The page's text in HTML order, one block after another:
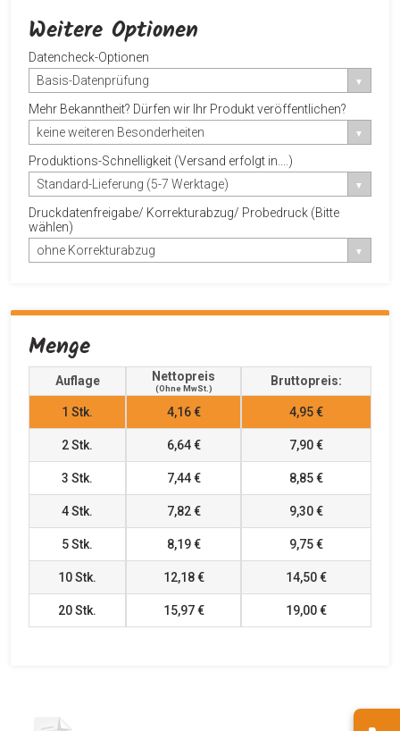
Weitere Optionen
Datencheck-Optionen
Basis-Datenprüfung
Mehr Bekanntheit? Dürfen wir Ihr Produkt veröffentlichen?
keine weiteren Besonderheiten
Produktions-Schnelligkeit (Versand erfolgt in....)
Standard-Lieferung (5-7 Werktage)
Druckdatenfreigabe/ Korrekturabzug/ Probedruck (Bitte
wählen)
ohne Korrekturabzug
Menge
Auflage Nettopreis
(ohne MwSt.)
Bruttopreis:
1 Stk. 4,16 € 4,95 €
2Stk. 6,64 € 7,90 €
3 Stk. 7,44 € 8,85 €
4Stk. 7,82 € 9,30 €
5Stk. 8,19 € 9,75 €
10Stk. 12,18 € 14,50 €
20Stk. 15,97 € 19,00 €